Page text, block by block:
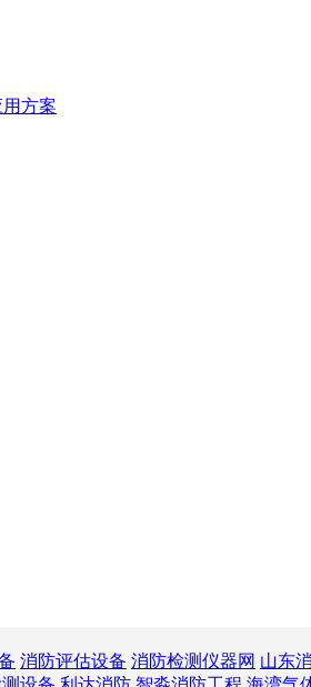
方案
消防评估设备 消防检测仪器网 山东